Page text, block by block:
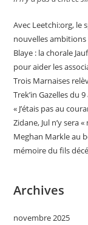
Avec Leetchi:org, le
nouvelles
Blaye : la chorale
pour aider les
Trois Marnaises
Trek’in Gazelles du
« J’étais pas au
Zidane, Jul n’y sera
Meghan Markle au
mémoire du fils
Archives
novembre 2025